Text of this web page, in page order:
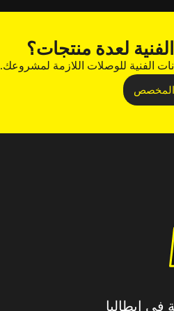
لعدة منتجات؟
الفنية للوصلات اللازمة لمشروعك.